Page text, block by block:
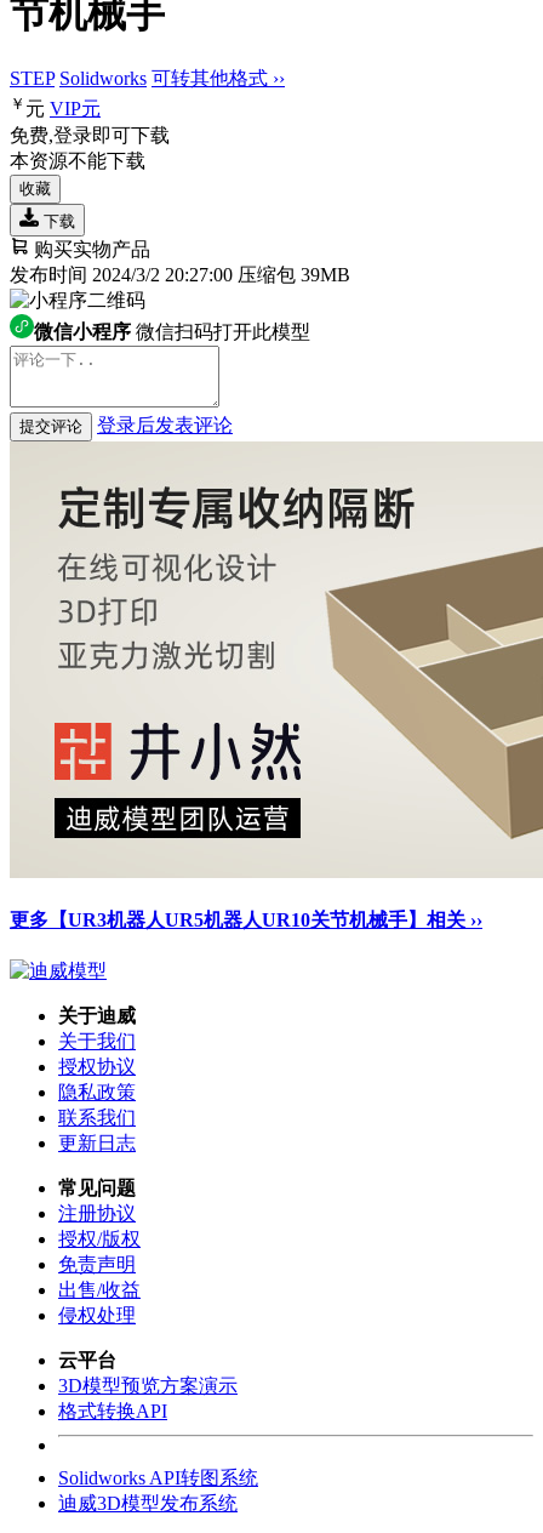
节机械手
STEP Solidworks 可转其他格式 ››
￥ 元 VIP元
免费,登录即可下载
本资源不能下载
收藏
下载
购买实物产品
发布时间 2024/3/2 20:27:00 压缩包 39MB
微信小程序 微信扫码打开此模型
提交评论 登录后发表评论
更多【UR3机器人UR5机器人UR10关节机械手】相关 ››
关于迪威
关于我们
授权协议
隐私政策
联系我们
更新日志
常见问题
注册协议
授权/版权
免责声明
出售/收益
侵权处理
云平台
3D模型预览方案演示
格式转换API
Solidworks API转图系统
迪威3D模型发布系统